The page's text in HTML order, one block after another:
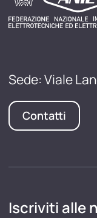
Sede: Viale
Contatti
Iscriviti alle